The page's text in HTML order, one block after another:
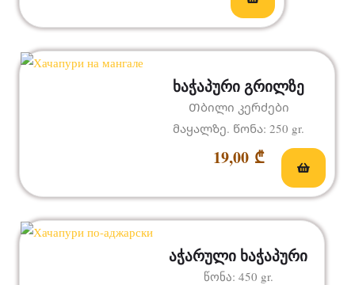
ხაჭაპური გრილზე
19,00 ₾
Თბილი კერძები
მაყალზე. წონა: 250 gr.
აჭარული ხაჭაპური
წონა: 450 gr.